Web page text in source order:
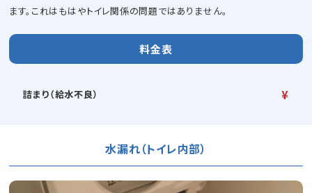
ます。これはもはやトイレ関係の問題ではありません。
料金表
詰まり（給水不良） ¥
水漏れ（トイレ内部）